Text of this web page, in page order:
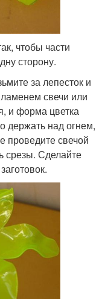
чтобы части
сторону.
за лепесток и
свечи или
и форма цветка
держать над огнем,
проведите свечой
срезы. Сделайте